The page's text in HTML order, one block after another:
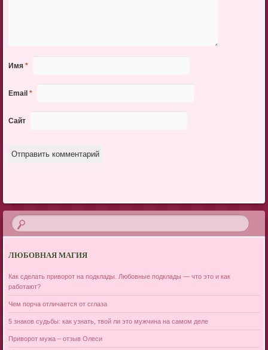
Имя *
Email *
Сайт
ЛЮБОВНАЯ МАГИЯ
Как сделать приворот на подклады. Любовные подклады — что это и как
работают?
Чем порча отличается от сглаза
5 знаков судьбы: как узнать, твой ли это мужчина на самом деле
Приворот мужа – отзыв Олеси